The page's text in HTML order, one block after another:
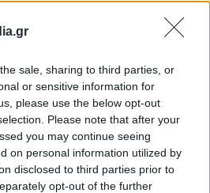
sale, sharing to third parties, or
or sensitive information for
please use the below opt-out
Please note that after your
you may continue seeing
on personal information utilized by
disclosed to third parties prior to
opt-out of the further
Ο Μπαϊρού θέλει να
για να μειώσει το
- Οι σκληρές